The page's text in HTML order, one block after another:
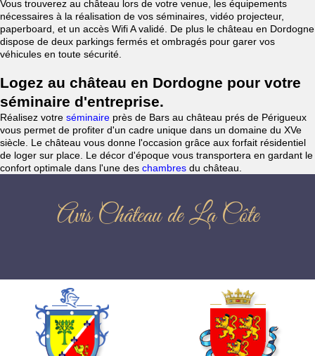
Vous trouverez au château lors de votre venue, les équipements
nécessaires à la réalisation de vos séminaires, vidéo projecteur,
paperboard, et un accès Wifi A validé. De plus le château en Dordogne
dispose de deux parkings fermés et ombragés pour garer vos
véhicules en toute sécurité.
Logez au château en Dordogne pour votre
séminaire d'entreprise.
Réalisez votre séminaire près de Bars au château prés de Périgueux
vous permet de profiter d'un cadre unique dans un domaine du XVe
siècle. Le château vous donne l'occasion grâce aux forfait résidentiel
de loger sur place. Le décor d'époque vous transportera en gardant le
confort optimale dans l'une des chambres du château.
Avis Château de La Côte